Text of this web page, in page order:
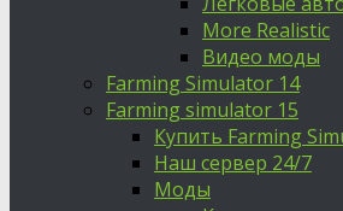
More Realistic
Видео моды
Farming Simulator 14
Farming simulator 15
Купить Farming
Наш сервер 24/7
Моды